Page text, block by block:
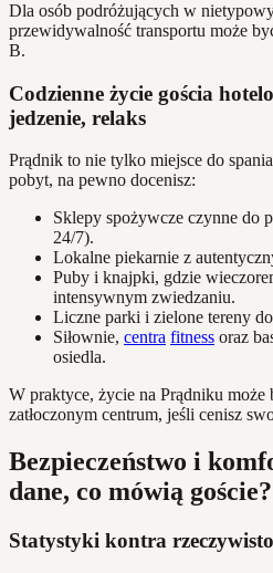
Dla osób podróżujących w
przewidywalność transportu może
B.
Codzienne życie gościa
jedzenie, relaks
Prądnik to nie tylko miejsce do
pobyt, na pewno docenisz:
Sklepy spożywcze czynne do
24/7).
Lokalne piekarnie z
Puby i knajpki, gdzie
intensywnym zwiedzaniu.
Liczne parki i zielone tereny
Siłownie, centra fitness oraz
osiedla.
W praktyce, życie na Prądniku
zatłoczonym centrum, jeśli cenisz
Bezpieczeństwo i
dane, co mówią goście?
Statystyki kontra